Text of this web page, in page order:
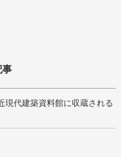
事
現代建築資料館に収蔵される